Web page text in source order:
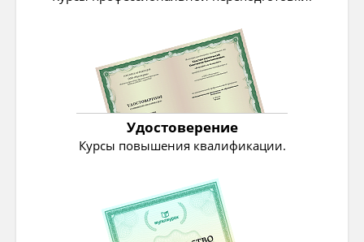
Удостоверение
Курсы повышения квалификации.